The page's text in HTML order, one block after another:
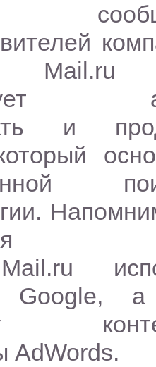
Mail.ru
и
Google, а
AdWords.